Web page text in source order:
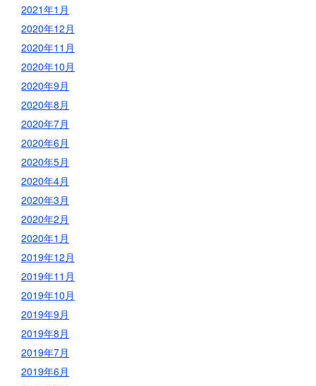
2021年1月
2020年12月
2020年11月
2020年10月
2020年9月
2020年8月
2020年7月
2020年6月
2020年5月
2020年4月
2020年3月
2020年2月
2020年1月
2019年12月
2019年11月
2019年10月
2019年9月
2019年8月
2019年7月
2019年6月